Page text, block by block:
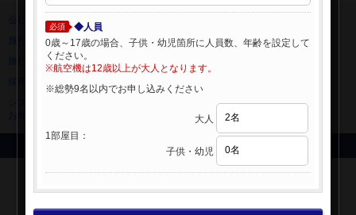
会社情報
旅行業登録票・約款
規約集
旅行条件書
Copyright © NIPPON TRAVEL AGENCY Co.,LTD. All rights reserved.
必須
◆人員
0歳～17歳の場合、子供・幼児箇所に人員数、年齢を設定して
ください。
※航空機は12歳以上が大人となります。
※総勢9名以内でお申し込みください
1部屋目：
大人
子供・幼児